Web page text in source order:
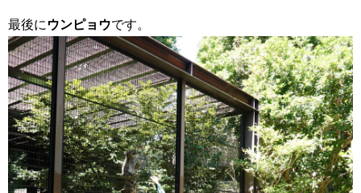
最後に ウンピョウです。